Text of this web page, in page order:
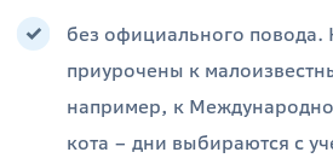
без официального повода.
приурочены к
например, к
кота – дни выбираются с